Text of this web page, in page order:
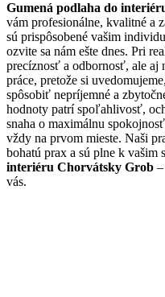
Gumená podlaha do
vám profesionálne, kvalitné a
sú prispôsobené vašim
ozvite sa nám ešte dnes. Pri
precíznosť a odbornosť, ale aj
práce, pretože si
spôsobiť nepríjemné a
hodnoty patrí spoľahlivosť,
snaha o maximálnu
vždy na prvom mieste. Naši
bohatú prax a sú plne k vašim
interiéru Chorvátsky Grob
vás.